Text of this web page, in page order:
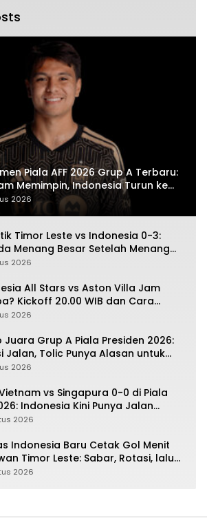
Piala AFF 2026 Grup A Terbaru:
Memimpin, Indonesia Turun ke
Tiga
2026
Timor Leste vs Indonesia 0-3:
Menang Besar Setelah Menang
Lebih Dulu
2026
All Stars vs Aston Villa Jam
Kickoff 20.00 WIB dan Cara
Resminya
2026
Juara Grup A Piala Presiden 2026:
Jalan, Tolic Punya Alasan untuk
2026
vs Singapura 0-0 di Piala
Indonesia Kini Punya Jalan
2026
Indonesia Baru Cetak Gol Menit
Timor Leste: Sabar, Rotasi, lalu
2026